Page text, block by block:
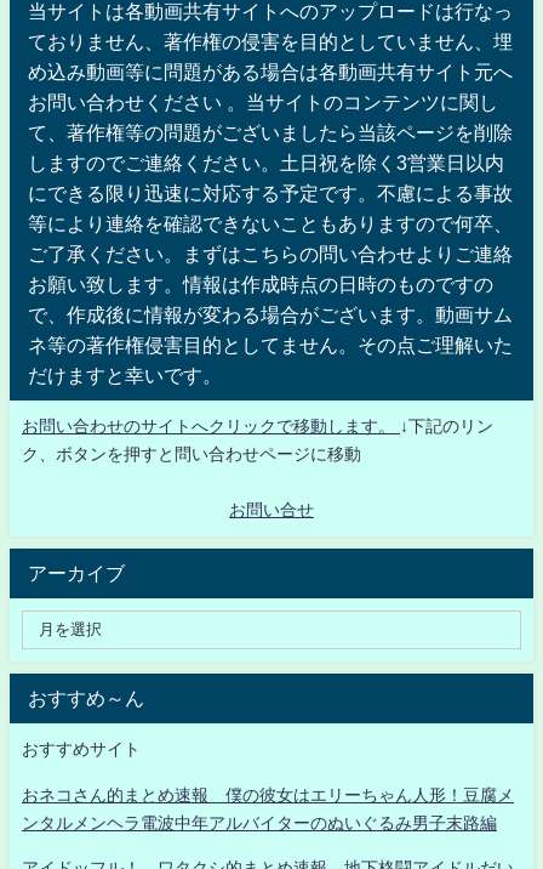
当サイトは各動画共有サイトへのアップロードは行なっ
ておりません、著作権の侵害を目的としていません、埋
め込み動画等に問題がある場合は各動画共有サイト元へ
お問い合わせください 。当サイトのコンテンツに関し
て、著作権等の問題がございましたら当該ページを削除
しますのでご連絡ください。土日祝を除く3営業日以内
にできる限り迅速に対応する予定です。不慮による事故
等により連絡を確認できないこともありますので何卒、
ご了承ください。まずはこちらの問い合わせよりご連絡
お願い致します。情報は作成時点の日時のものですの
で、作成後に情報が変わる場合がございます。動画サム
ネ等の著作権侵害目的としてません。その点ご理解いた
だけますと幸いです。
お問い合わせのサイトへクリックで移動します。
↓下記のリン
ク、ボタンを押すと問い合わせページに移動
お問い合せ
アーカイブ
おすすめ～ん
おすすめサイト
おネコさん的まとめ速報 僕の彼女はエリーちゃん人形！豆腐メ
ンタルメンヘラ電波中年アルバイターのぬいぐるみ男子末路編